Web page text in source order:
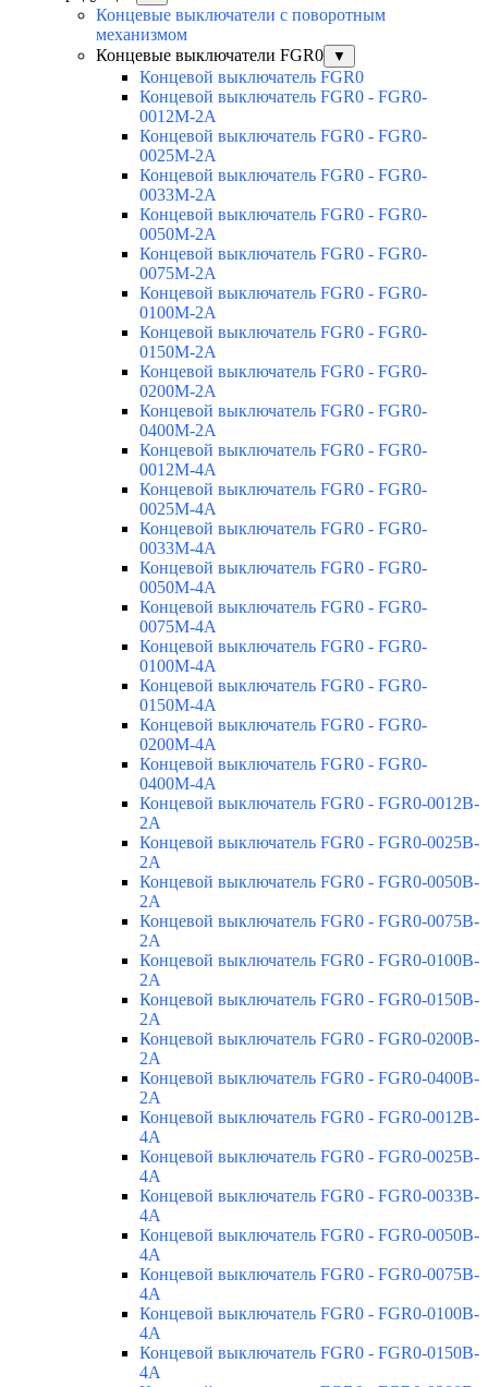
Концевые выключатели с поворотным
механизмом
Концевые выключатели FGR0
▼
Концевой выключатель FGR0
Концевой выключатель FGR0 - FGR0-
0012M-2A
Концевой выключатель FGR0 - FGR0-
0025M-2A
Концевой выключатель FGR0 - FGR0-
0033M-2A
Концевой выключатель FGR0 - FGR0-
0050M-2A
Концевой выключатель FGR0 - FGR0-
0075M-2A
Концевой выключатель FGR0 - FGR0-
0100M-2A
Концевой выключатель FGR0 - FGR0-
0150M-2A
Концевой выключатель FGR0 - FGR0-
0200M-2A
Концевой выключатель FGR0 - FGR0-
0400M-2A
Концевой выключатель FGR0 - FGR0-
0012M-4A
Концевой выключатель FGR0 - FGR0-
0025M-4A
Концевой выключатель FGR0 - FGR0-
0033M-4A
Концевой выключатель FGR0 - FGR0-
0050M-4A
Концевой выключатель FGR0 - FGR0-
0075M-4A
Концевой выключатель FGR0 - FGR0-
0100M-4A
Концевой выключатель FGR0 - FGR0-
0150M-4A
Концевой выключатель FGR0 - FGR0-
0200M-4A
Концевой выключатель FGR0 - FGR0-
0400M-4A
Концевой выключатель FGR0 - FGR0-0012B-
2A
Концевой выключатель FGR0 - FGR0-0025B-
2A
Концевой выключатель FGR0 - FGR0-0050B-
2A
Концевой выключатель FGR0 - FGR0-0075B-
2A
Концевой выключатель FGR0 - FGR0-0100B-
2A
Концевой выключатель FGR0 - FGR0-0150B-
2A
Концевой выключатель FGR0 - FGR0-0200B-
2A
Концевой выключатель FGR0 - FGR0-0400B-
2A
Концевой выключатель FGR0 - FGR0-0012B-
4A
Концевой выключатель FGR0 - FGR0-0025B-
4A
Концевой выключатель FGR0 - FGR0-0033B-
4A
Концевой выключатель FGR0 - FGR0-0050B-
4A
Концевой выключатель FGR0 - FGR0-0075B-
4A
Концевой выключатель FGR0 - FGR0-0100B-
4A
Концевой выключатель FGR0 - FGR0-0150B-
4A